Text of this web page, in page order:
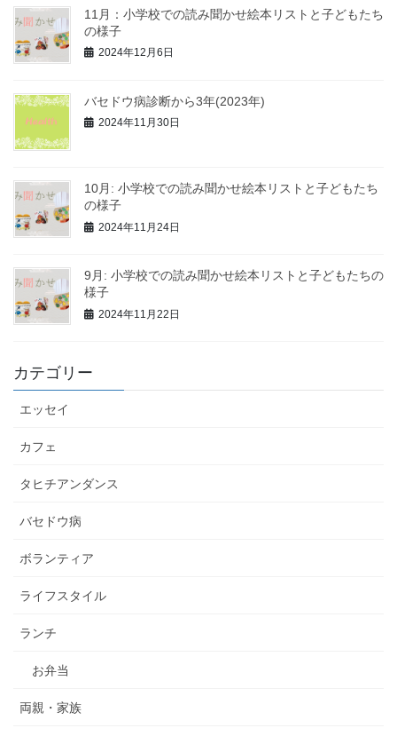
11月：小学校での読み聞かせ絵本リストと子どもたち
の様子
2024年12月6日
バセドウ病診断から3年(2023年)
2024年11月30日
10月: 小学校での読み聞かせ絵本リストと子どもたち
の様子
2024年11月24日
9月: 小学校での読み聞かせ絵本リストと子どもたちの
様子
2024年11月22日
カテゴリー
エッセイ
カフェ
タヒチアンダンス
バセドウ病
ボランティア
ライフスタイル
ランチ
お弁当
両親・家族